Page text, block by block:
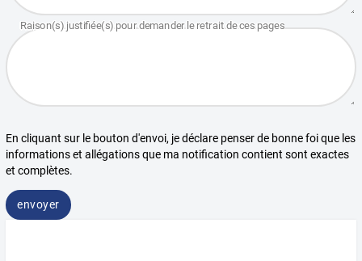
En cliquant sur le bouton d'envoi, je déclare penser de bonne foi que les
informations et allégations que ma notification contient sont exactes
et complètes.
envoyer